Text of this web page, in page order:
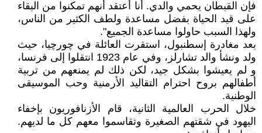
فإن القبطان يحمي والدي. أنا أعتقد أنهم تمكنوا من البقاء
على قيد الحياة بفضل مساعدة ولطف الكثير من الناس،
ولهذا السبب حاولوا مساعدة الجميع".
بعد مغادرة إسطنبول، استقرت العائلة في چورچيا، حيث
ولد ونشأ والد تشارلز، وفي عام 1923 انتقلوا إلى فرنسا،
و لم يعيشوا بشكل جيد، لكن ذلك لم يمنعهم من تربية
أطفالهم بروح احترام التقاليد الأرمنية وحب الموسيقى
الوطنية.
خلال الحرب العالمية الثانية، قام الأزنافوريون بإخفاء
اليهود في شقتهم الصغيرة وتقاسموا معهم كل ما لديهم.